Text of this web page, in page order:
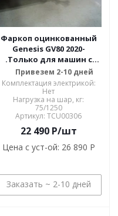
Фаркоп оцинкованный
Genesis GV80 2020-
.Только для машин с
бензиновым двигателем
TCU00306
Привезем 2-10 дней
Комплектация электрикой:
Нет
Нагрузка на шар, кг:
75/1250
Артикул: TCU00306
22 490P/шт
Цена с уст-ой: 26 890 P
Заказать ~ 2-10 дней